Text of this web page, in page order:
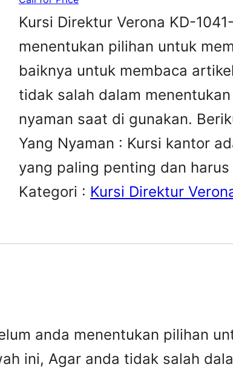
Kursi Direktur Verona KD-
menentukan pilihan untuk
baiknya untuk membaca
tidak salah dalam
nyaman saat di gunakan.
Yang Nyaman : Kursi kantor
yang paling penting dan
Kategori : Kursi Direktur
anda menentukan pilihan
ini, Agar anda tidak salah